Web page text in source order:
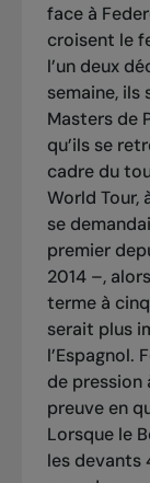
face à
croisent le
l’un deux
semaine, ils
Masters de
qu’ils se
cadre du
World Tour,
se
premier
2014 –,
terme à
serait plus
l’Espagnol.
de pression
preuve en
Lorsque le
les devants